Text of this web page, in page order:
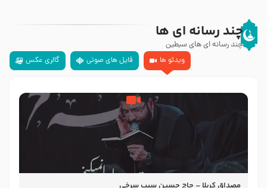
چند رسانه ای ها
چند رسانه ای های سبطین
ویدئو ها
فایل های صوتی گالری عکس
مصداق کربلا – حاج حسین سیب سرخی